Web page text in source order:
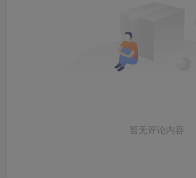
暂无评论内容